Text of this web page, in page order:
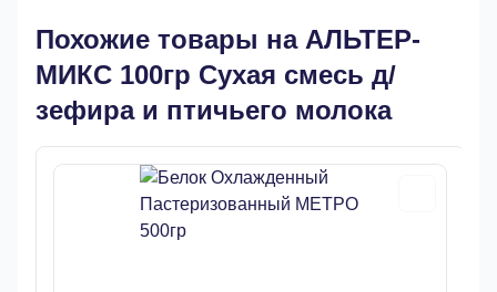
Похожие товары на АЛЬТЕР-
МИКС 100гр Сухая смесь д/
зефира и птичьего молока